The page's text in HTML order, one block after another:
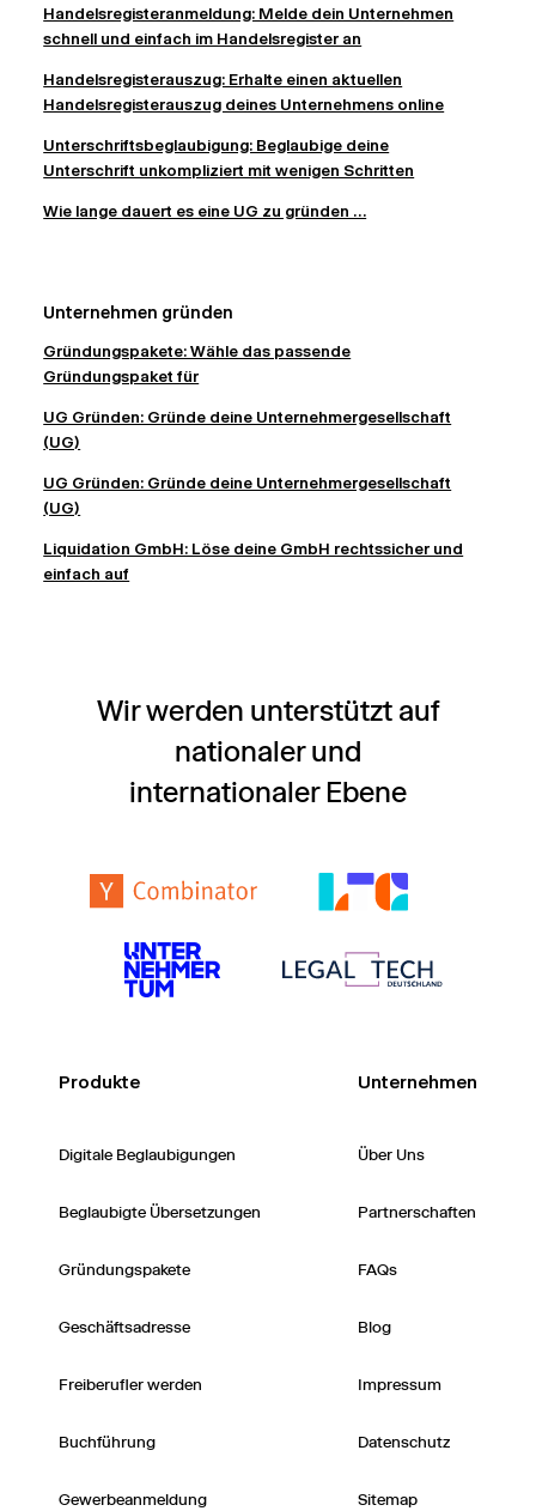
Handelsregisteranmeldung: Melde dein Unternehmen
schnell und einfach im Handelsregister an
Handelsregisterauszug: Erhalte einen aktuellen
Handelsregisterauszug deines Unternehmens online
Unterschriftsbeglaubigung: Beglaubige deine
Unterschrift unkompliziert mit wenigen Schritten
Wie lange dauert es eine UG zu gründen ...
Unternehmen gründen
Gründungspakete: Wähle das passende
Gründungspaket für
UG Gründen: Gründe deine Unternehmergesellschaft
(UG)
UG Gründen: Gründe deine Unternehmergesellschaft
(UG)
Liquidation GmbH: Löse deine GmbH rechtssicher und
einfach auf
Wir werden unterstützt auf
nationaler und
internationaler Ebene
Produkte
Digitale Beglaubigungen
Beglaubigte Übersetzungen
Gründungspakete
Geschäftsadresse
Freiberufler werden
Buchführung
Gewerbeanmeldung
Unternehmen
Über Uns
Partnerschaften
FAQs
Blog
Impressum
Datenschutz
Sitemap